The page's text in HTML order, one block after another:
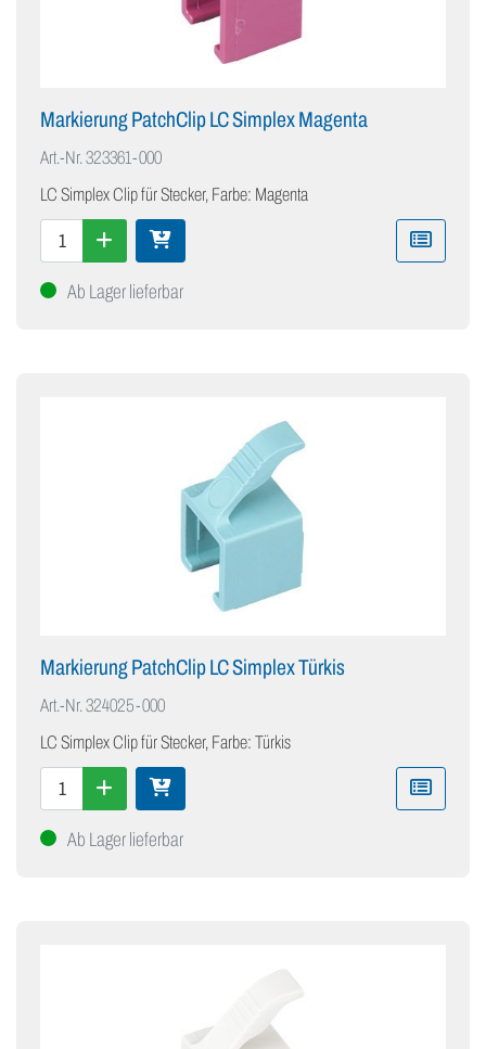
Markierung PatchClip LC Simplex Magenta
Art.-Nr.323361-000
LC Simplex Clip für Stecker, Farbe: Magenta
Ab Lager lieferbar
Markierung PatchClip LC Simplex Türkis
Art.-Nr.324025-000
LC Simplex Clip für Stecker, Farbe: Türkis
Ab Lager lieferbar